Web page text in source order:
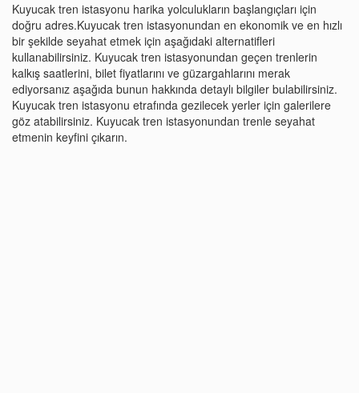
Kuyucak tren istasyonu harika yolculukların başlangıçları için
doğru adres.Kuyucak tren istasyonundan en ekonomik ve en hızlı
bir şekilde seyahat etmek için aşağıdaki alternatifleri
kullanabilirsiniz. Kuyucak tren istasyonundan geçen trenlerin
kalkış saatlerini, bilet fiyatlarını ve güzargahlarını merak
ediyorsanız aşağıda bunun hakkında detaylı bilgiler bulabilirsiniz.
Kuyucak tren istasyonu etrafında gezilecek yerler için galerilere
göz atabilirsiniz. Kuyucak tren istasyonundan trenle seyahat
etmenin keyfini çıkarın.